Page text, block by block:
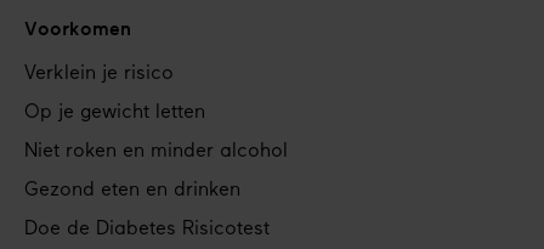
Voorkomen
Verklein je risico
Op je gewicht letten
Niet roken en minder alcohol
Gezond eten en drinken
Doe de Diabetes Risicotest